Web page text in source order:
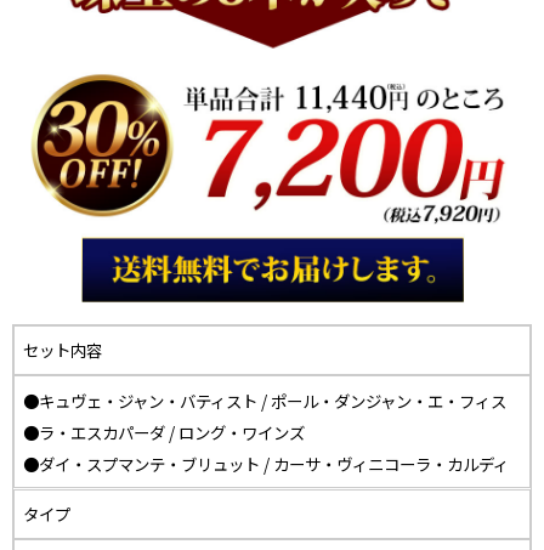
セット内容
●キュヴェ・ジャン・バティスト / ポール・ダンジャン・エ・フィス
●ラ・エスカパーダ / ロング・ワインズ
●ダイ・スプマンテ・ブリュット / カーサ・ヴィニコーラ・カルディ
タイプ